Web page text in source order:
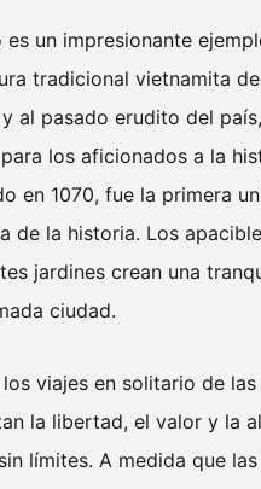
es un impresionante
tradicional vietnamita
al pasado erudito del
los aficionados a la
en 1070, fue la primera
de la historia. Los
jardines crean una
ciudad.
viajes en solitario de las
la libertad, el valor y la
límites. A medida que